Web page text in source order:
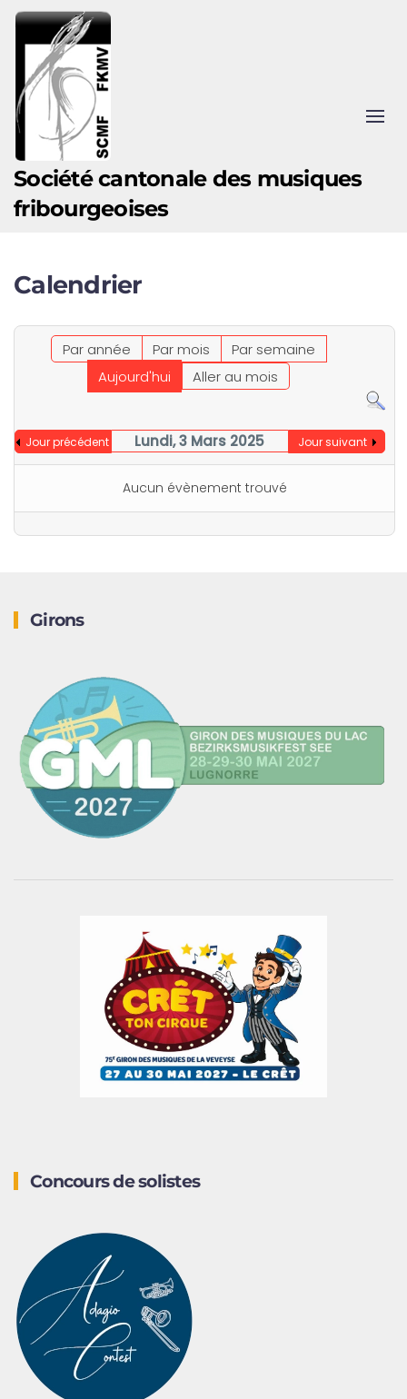
Accéder au contenu principal
Société cantonale des musiques
fribourgeoises
Calendrier
Par année Par mois
Par semaine
Aujourd'hui
Aller au mois
Jour précédent Lundi, 3 Mars 2025 Jour suivant
Aucun évènement trouvé
Girons
Concours de solistes